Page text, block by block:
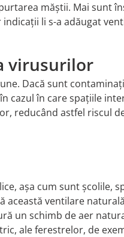
măștii. Mai sunt
li s-a adăugat
virusurilor
Dacă sunt
cazul în care spațiile
reducând astfel riscul
așa cum sunt școlile,
această ventilare
un schimb de aer
ale ferestrelor, de